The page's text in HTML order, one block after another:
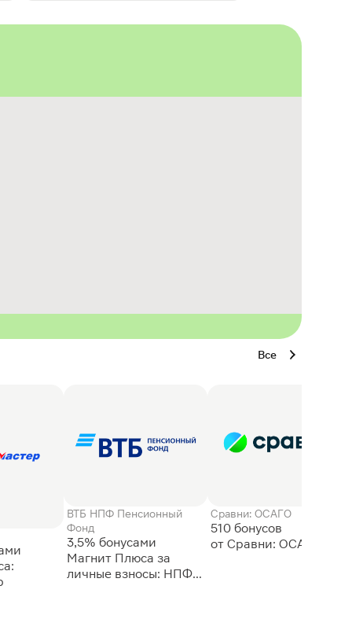
Все
ВТБ НПФ Пенсионный
Фонд
3,5% бонусами
Магнит Плюса за
личные взносы: НПФ
Сравни: ОСАГО
510 бонусов